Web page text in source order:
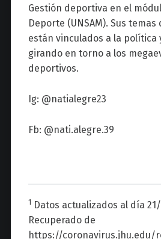
Gestión deportiva en el
Deporte (UNSAM). Sus
están vinculados a la política
girando en torno a los
deportivos.
Ig: @natialegre23
Fb: @nati.alegre.39
1 Datos actualizados al día 21/
Recuperado de
https://coronavirus.jhu.edu/